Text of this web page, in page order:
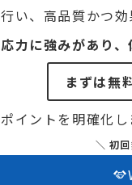
い、高品質かつ効
に強みがあり、
まずは無
イントを明確化し
＼ 初